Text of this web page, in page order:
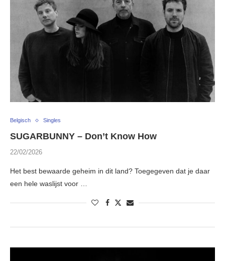
Belgisch Singles
SUGARBUNNY – Don’t Know How
22/02/2026
Het best bewaarde geheim in dit land? Toegegeven dat je daar
een hele waslijst voor …